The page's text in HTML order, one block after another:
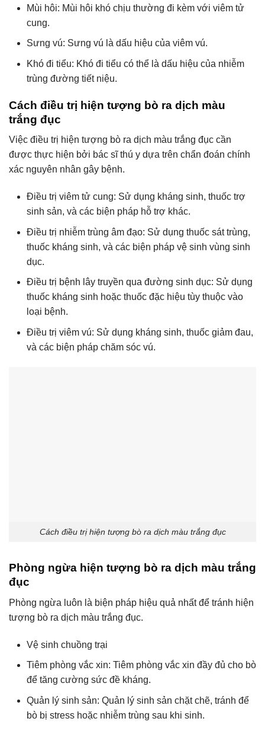
Mùi hôi: Mùi hôi khó chịu thường đi kèm với viêm tử
cung.
Sưng vú: Sưng vú là dấu hiệu của viêm vú.
Khó đi tiểu: Khó đi tiểu có thể là dấu hiệu của nhiễm
trùng đường tiết niệu.
Cách điều trị hiện tượng bò ra dịch màu
trắng đục
Việc điều trị hiện tượng bò ra dịch màu trắng đục cần
được thực hiện bởi bác sĩ thú y dựa trên chẩn đoán chính
xác nguyên nhân gây bệnh.
Điều trị viêm tử cung: Sử dụng kháng sinh, thuốc trợ
sinh sản, và các biện pháp hỗ trợ khác.
Điều trị nhiễm trùng âm đạo: Sử dụng thuốc sát trùng,
thuốc kháng sinh, và các biện pháp vệ sinh vùng sinh
dục.
Điều trị bệnh lây truyền qua đường sinh dục: Sử dụng
thuốc kháng sinh hoặc thuốc đặc hiệu tùy thuộc vào
loại bệnh.
Điều trị viêm vú: Sử dụng kháng sinh, thuốc giảm đau,
và các biện pháp chăm sóc vú.
Cách điều trị hiện tượng bò ra dịch màu trắng đục
Phòng ngừa hiện tượng bò ra dịch màu trắng
đục
Phòng ngừa luôn là biện pháp hiệu quả nhất để tránh hiện
tượng bò ra dịch màu trắng đục.
Vệ sinh chuồng trại
Tiêm phòng vắc xin: Tiêm phòng vắc xin đầy đủ cho bò
để tăng cường sức đề kháng.
Quản lý sinh sản: Quản lý sinh sản chặt chẽ, tránh để
bò bị stress hoặc nhiễm trùng sau khi sinh.